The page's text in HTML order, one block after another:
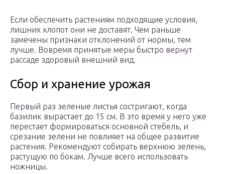
Если обеспечить растениям подходящие условия,
лишних хлопот они не доставят. Чем раньше
замечены признаки отклонений от нормы, тем
лучше. Вовремя принятые меры быстро вернут
рассаде здоровый внешний вид.
Сбор и хранение урожая
Первый раз зеленые листья состригают, когда
базилик вырастает до 15 см. В это время у него уже
перестает формироваться основной стебель, и
срезание зелени не повлияет на общее развитие
растения. Рекомендуют собирать верхнюю зелень,
растущую по бокам. Лучше всего использовать
ножницы.